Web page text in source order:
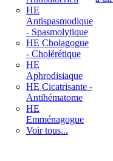
HE
Antispasmodique
- Spasmolytique
HE Cholagogue
- Cholérétique
HE
Aphrodisiaque
HE Cicatrisante -
Antihématome
HE
Emménagogue
Voir tous...